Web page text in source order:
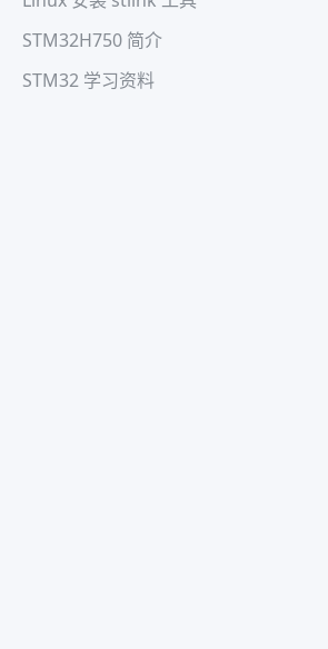
STM32H750 简介
STM32 学习资料